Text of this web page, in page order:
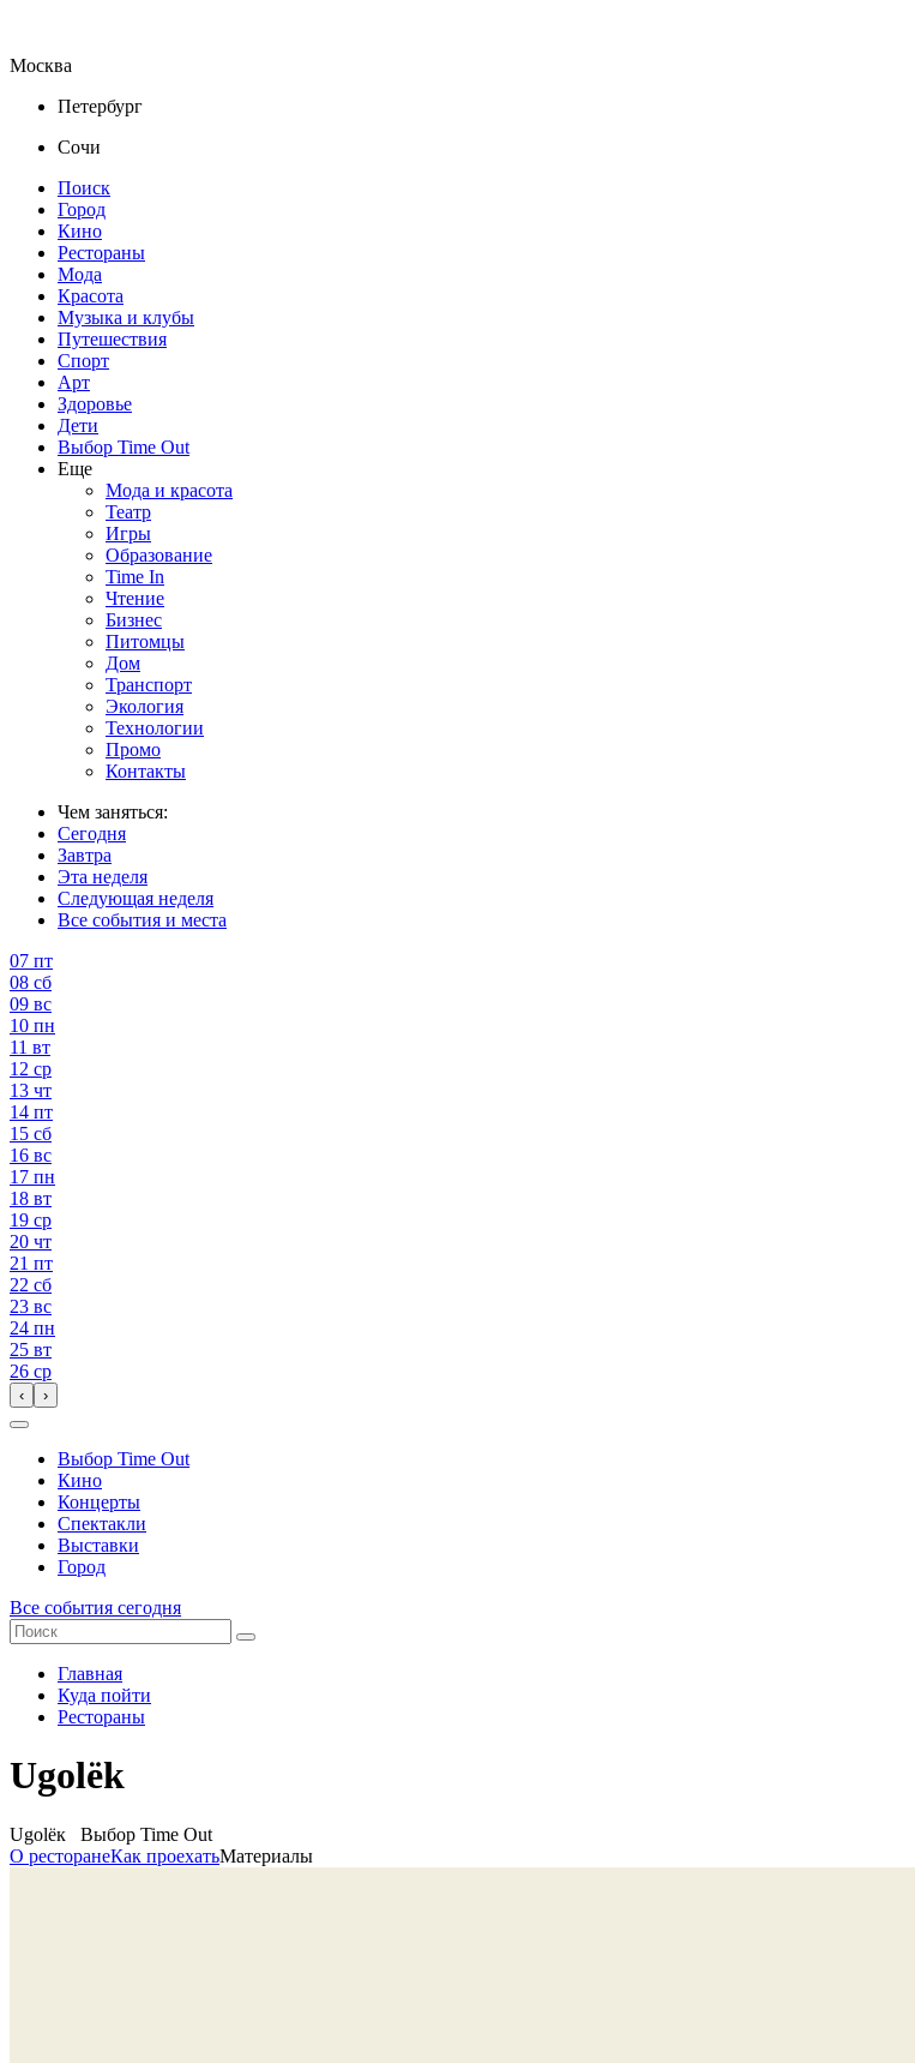
Москва
Петербург
Сочи
Поиск
Город
Кино
Рестораны
Мода
Красота
Музыка и клубы
Путешествия
Спорт
Арт
Здоровье
Дети
Выбор Time Out
Еще
Мода и красота
Театр
Игры
Образование
Time In
Чтение
Бизнес
Питомцы
Дом
Транспорт
Экология
Технологии
Промо
Контакты
Чем заняться:
Сегодня
Завтра
Эта неделя
Следующая неделя
Все события и места
07 пт
08 сб
09 вс
10 пн
11 вт
12 ср
13 чт
14 пт
15 сб
16 вс
17 пн
18 вт
19 ср
20 чт
21 пт
22 сб
23 вс
24 пн
25 вт
26 ср
‹ ›
Выбор Time Out
Кино
Концерты
Спектакли
Выставки
Город
Все события сегодня
Главная
Куда пойти
Рестораны
Ugolёk
Ugolёк Выбор Time Out
О ресторанеКак проехатьМатериалы